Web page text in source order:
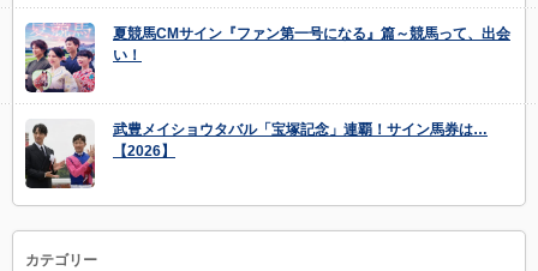
夏競馬CMサイン『ファン第一号になる』篇～競馬って、出会
い！
武豊メイショウタバル「宝塚記念」連覇！サイン馬券は…
【2026】
カテゴリー